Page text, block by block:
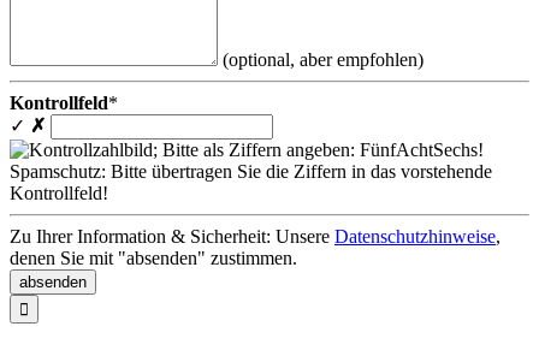
(optional, aber empfohlen)
Kontrollfeld*
✓ ✗
Spamschutz: Bitte übertragen Sie die Ziffern in das vorstehende
Kontrollfeld!
Zu Ihrer Information & Sicherheit: Unsere Datenschutzhinweise,
denen Sie mit "absenden" zustimmen.
